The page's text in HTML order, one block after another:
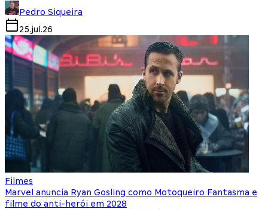
Pedro Siqueira
25.jul.26
Filmes
Marvel anuncia Ryan Gosling como Motoqueiro Fantasma e
filme do anti-herói em 2028